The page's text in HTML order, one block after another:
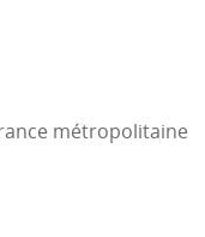
métropolitaine